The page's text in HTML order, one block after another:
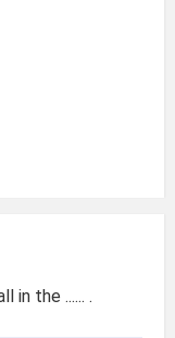
in the ...... .